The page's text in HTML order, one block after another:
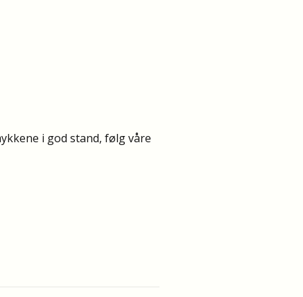
i god stand, følg våre